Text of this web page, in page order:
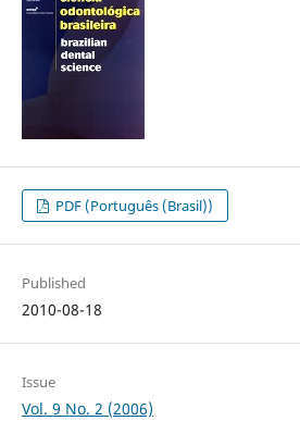
PDF (Português (Brasil))
Published
2010-08-18
Issue
Vol. 9 No. 2 (2006)